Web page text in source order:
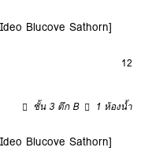
Blucove Sathorn]
12
ชั้น 3 ตึก B
1 ห้องน้ำ
Blucove Sathorn]